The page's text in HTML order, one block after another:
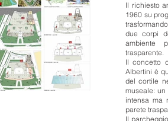
Il richiesto
1960 su
due corpi
ambiente
trasparente.
Il concetto
Albertini è
del cortile
museale:
intensa ma
parete
Il